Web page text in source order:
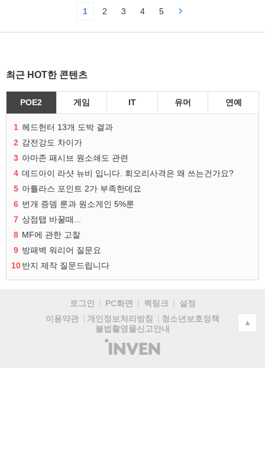
1 2 3 4 5
최근 HOT한 콘텐츠
POE2 게임 IT 유머 연예
1 헤드헌터 13개 도박 결과
2 감전강도 차이가
3 아마존 패시브 원소쇄도 관련
4 데드아이 라샷 뉴비 입니다. 회오리사격은 왜 쓰는건가요?
5 아틀라스 포인트 2가 부족한데요
6 번개 증뎀 룬과 원소게인 5%룬
7 상점탭 바꿀때...
8 MF에 관한 고찰
9 방패벽 워리어 질문요
10반지 제작 질문드립니다
로그인 PC화면 퀵링크
설정
이용약관
개인정보처리방침
청소년보호정책
불법촬영물신고안내
(주)
인
▲